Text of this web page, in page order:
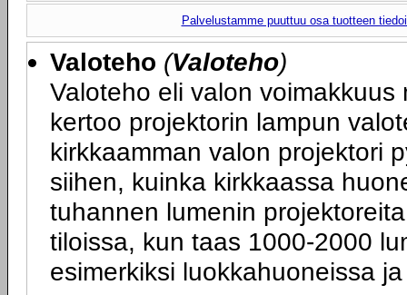
Palvelustamme puuttuu osa tuotteen
Valoteho (Valoteho)
Valoteho eli valon
kertoo projektorin lampun
kirkkaamman valon projektori
siihen, kuinka kirkkaassa
tuhannen lumenin
tiloissa, kun taas 1000-2000
esimerkiksi luokkahuoneissa